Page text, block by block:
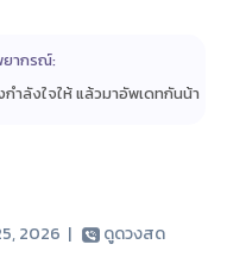
ากรณ์:
ำลังใจให้ แล้วมาอัพเดทกันน้า
2026 | ดูดวงสด